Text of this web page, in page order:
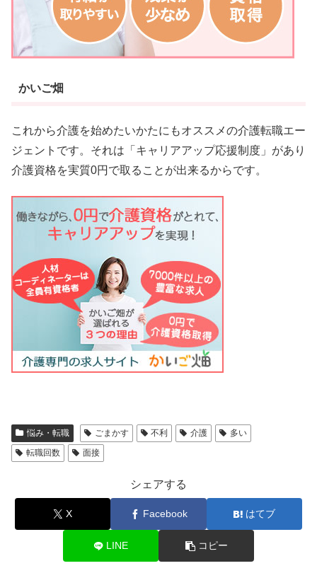
かいご畑
これから介護を始めたいかたにもオススメの介護転職エー
ジェントです。それは「キャリアアップ応援制度」があり
介護資格を実質0円で取ることが出来るからです。
悩み・転職 ごまかす 不利 介護
多い
転職回数
面接
シェアする
X Facebook はてブ
LINE コピー